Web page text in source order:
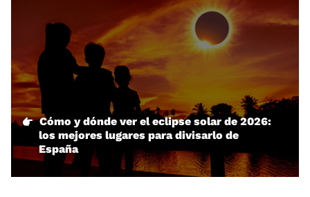
Cómo y dónde ver el eclipse solar de 2026:
los mejores lugares para divisarlo de
España